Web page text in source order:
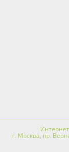
г. Москва, пр.